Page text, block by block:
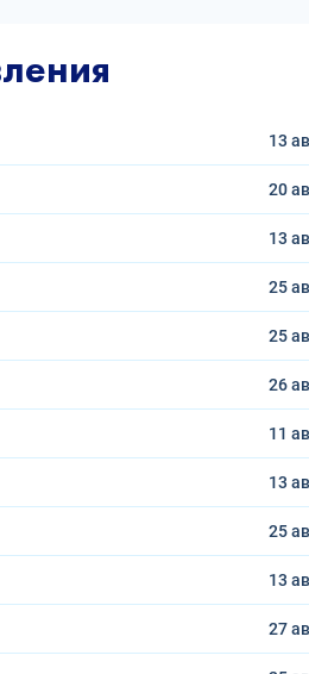
13
20
13
25
25
26
11
13
25
13
27